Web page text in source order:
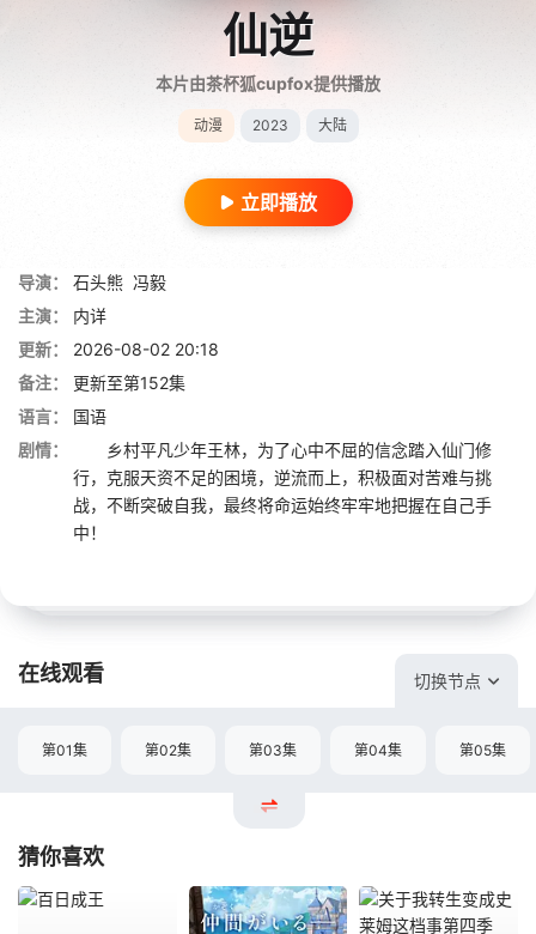
仙逆
本片由茶杯狐cupfox提供播放
动漫 2023 大陆
立即播放
导演： 石头熊 冯毅
主演：
内详
更新：
2026-08-02 20:18
备注：
更新至第152集
语言：
国语
剧情：
乡村平凡少年王林，为了心中不屈的信念踏入仙门修
行，克服天资不足的困境，逆流而上，积极面对苦难与挑
战，不断突破自我，最终将命运始终牢牢地把握在自己手
中！
在线观看 切换节点
第01集 第02集 第03集 第04集 第05集
猜你喜欢